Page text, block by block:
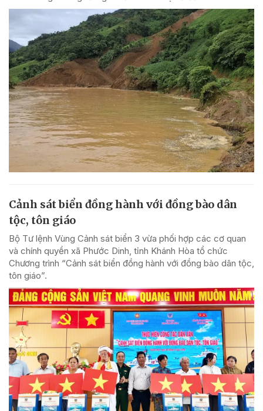
Cảnh sát biển đồng hành với đồng bào dân
tộc, tôn giáo
Bộ Tư lệnh Vùng Cảnh sát biển 3 vừa phối hợp các cơ quan
và chính quyền xã Phước Dinh, tỉnh Khánh Hòa tổ chức
Chương trình “Cảnh sát biển đồng hành với đồng bào dân tộc,
tôn giáo”.